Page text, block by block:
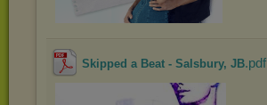
Skipped a Beat - Salsbury, JB.pdf